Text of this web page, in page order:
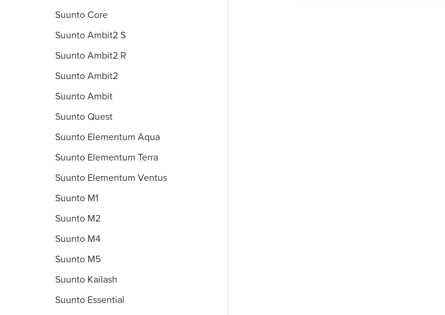
Suunto Core
Suunto Ambit2 S
Suunto Ambit2 R
Suunto Ambit2
Suunto Ambit
Suunto Quest
Suunto Elementum Aqua
Suunto Elementum Terra
Suunto Elementum Ventus
Suunto M1
Suunto M2
Suunto M4
Suunto M5
Suunto Kailash
Suunto Essential